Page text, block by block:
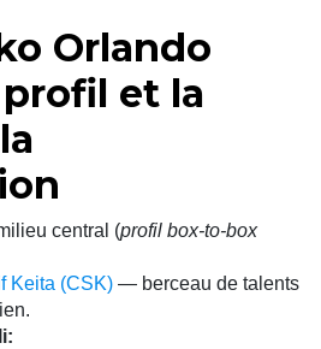
Orlando
et la
central (profil box-to-box
Keita (CSK) — berceau de talents